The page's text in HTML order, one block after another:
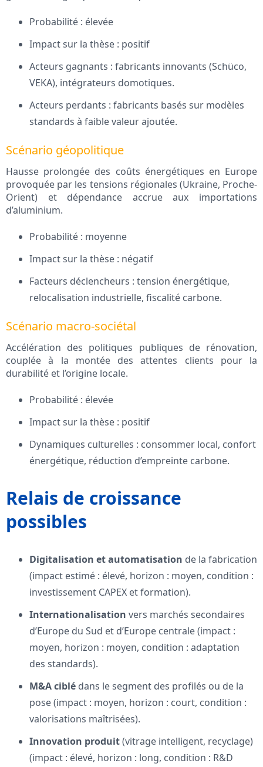
Probabilité : élevée
Impact sur la thèse : positif
Acteurs gagnants : fabricants innovants (Schüco,
VEKA), intégrateurs domotiques.
Acteurs perdants : fabricants basés sur modèles
standards à faible valeur ajoutée.
Scénario géopolitique
Hausse prolongée des coûts énergétiques en Europe
provoquée par les tensions régionales (Ukraine, Proche-
Orient) et dépendance accrue aux importations
d’aluminium.
Probabilité : moyenne
Impact sur la thèse : négatif
Facteurs déclencheurs : tension énergétique,
relocalisation industrielle, fiscalité carbone.
Scénario macro-sociétal
Accélération des politiques publiques de rénovation,
couplée à la montée des attentes clients pour la
durabilité et l’origine locale.
Probabilité : élevée
Impact sur la thèse : positif
Dynamiques culturelles : consommer local, confort
énergétique, réduction d’empreinte carbone.
Relais de croissance
possibles
Digitalisation et automatisation de la fabrication
(impact estimé : élevé, horizon : moyen, condition :
investissement CAPEX et formation).
Internationalisation vers marchés secondaires
d’Europe du Sud et d’Europe centrale (impact :
moyen, horizon : moyen, condition : adaptation
des standards).
M&A ciblé dans le segment des profilés ou de la
pose (impact : moyen, horizon : court, condition :
valorisations maîtrisées).
Innovation produit(vitrage intelligent, recyclage)
(impact : élevé, horizon : long, condition : R&D